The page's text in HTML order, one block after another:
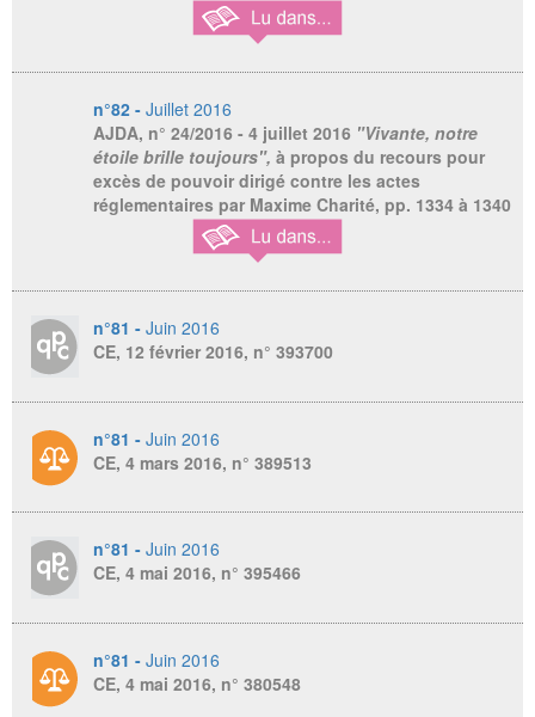
n°82 - Juillet 2016
AJDA, n° 24/2016 - 4 juillet 2016 "Vivante, notre
étoile brille toujours", à propos du recours pour
excès de pouvoir dirigé contre les actes
réglementaires par Maxime Charité, pp. 1334 à 1340
n°81 - Juin 2016
CE, 12 février 2016, n° 393700
n°81 - Juin 2016
CE, 4 mars 2016, n° 389513
n°81 - Juin 2016
CE, 4 mai 2016, n° 395466
n°81 - Juin 2016
CE, 4 mai 2016, n° 380548